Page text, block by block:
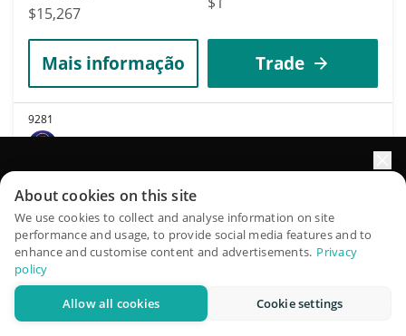
$15,267
Mais informação Trade
9281
Elons Gamertag
RANDOM9
$0.00001558 4.20%
Capitalização de
mercado
$15,263
QuantPilot é uma plataforma completa de estratégias onde
agentes autônomos criam, fazem backtest e otimizam suas
estratégias e conduzem pesquisas de mercado
Experimente grátis
About cookies on this site
We use cookies to collect and analyse information on site
performance and usage, to provide social media features and to
enhance and customise content and advertisements. Privacy
policy
Allow all cookies Cookie settings